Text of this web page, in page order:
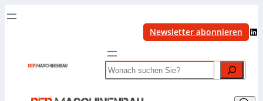
Newsletter abonnieren LinkedIn
Search